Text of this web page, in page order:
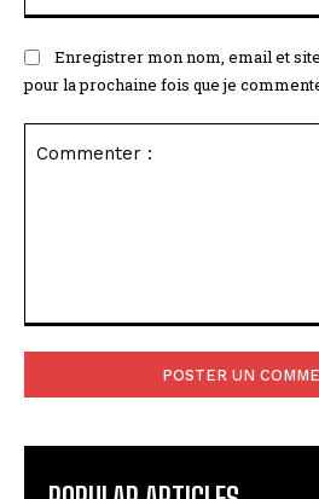
Enregistrer mon nom, email et
pour la prochaine fois que je